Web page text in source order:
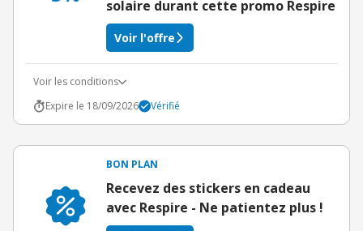
solaire durant cette promo Respire
Voir l'offre
Voir les conditions
Expire le 18/09/2026
Vérifié
BON PLAN
Recevez des stickers en cadeau
avec Respire - Ne patientez plus !